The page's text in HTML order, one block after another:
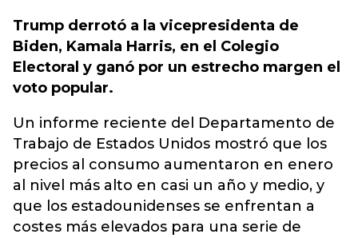
Trump derrotó a la vicepresidenta de
Biden, Kamala Harris, en el Colegio
Electoral y ganó por un estrecho margen el
voto popular.
Un informe reciente del Departamento de
Trabajo de Estados Unidos mostró que los
precios al consumo aumentaron en enero
al nivel más alto en casi un año y medio, y
que los estadounidenses se enfrentan a
costes más elevados para una serie de